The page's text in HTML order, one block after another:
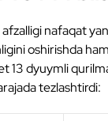
nafaqat
oshirishda
13 dyuymli
tezlashtirdi: